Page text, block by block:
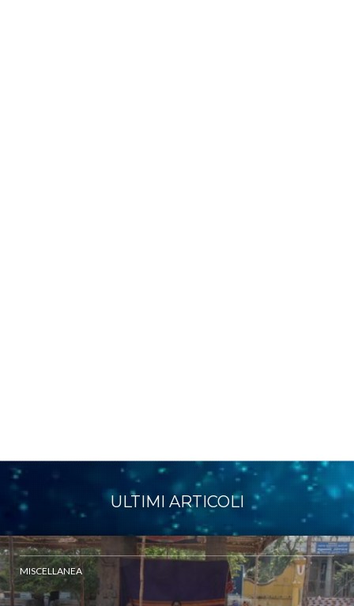
ULTIMI ARTICOLI
MISCELLANEA